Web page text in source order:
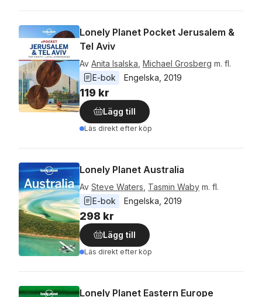
Lonely Planet Pocket Jerusalem &
Tel Aviv
Av Anita Isalska Michael Grosberg m. fl.
E-bok
Engelska 2019
119 kr
Lägg till
Läs direkt efter köp
Lonely Planet Australia
Av Steve Waters Tasmin Waby m. fl.
E-bok
Engelska 2019
298 kr
Lägg till
Läs direkt efter köp
Lonely Planet Eastern Europe